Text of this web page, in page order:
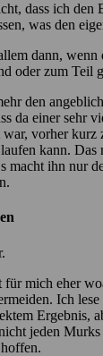
dass ich den
was den
dann, wenn
oder zum Teil
den
da einer sehr
vorher kurz
kann.
macht ihn nur
mich eher
Ich
Ergebnis,
jeden Murks